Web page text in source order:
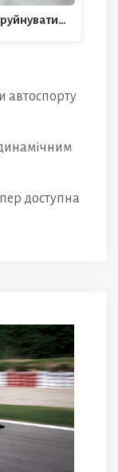
автоспорту
доступна